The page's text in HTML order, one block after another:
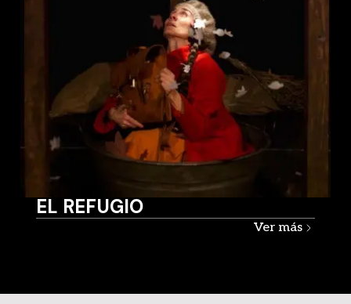
EL REFUGIO
Ver más